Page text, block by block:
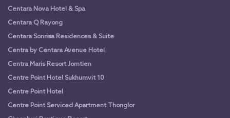
Centara Nova Hotel & Spa
Centara Q Rayong
Centara Sonrisa Residences & Suite
Centra by Centara Avenue Hotel
Centra Maris Resort Jomtien
Centre Point Hotel Sukhumvit 10
Centre Point Hotel
Centre Point Serviced Apartment Thonglor